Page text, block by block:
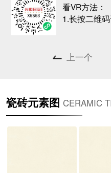
看VR方法：
1.长按二维
上一个
瓷砖元素图 CERAMIC